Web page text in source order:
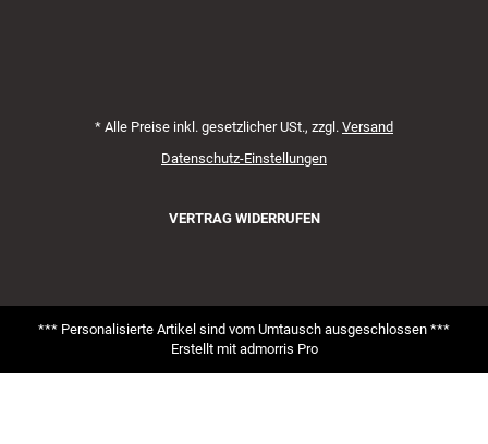
* Alle Preise inkl. gesetzlicher USt., zzgl. Versand
Datenschutz-Einstellungen
VERTRAG WIDERRUFEN
*** Personalisierte Artikel sind vom Umtausch ausgeschlossen ***
Erstellt mit admorris Pro